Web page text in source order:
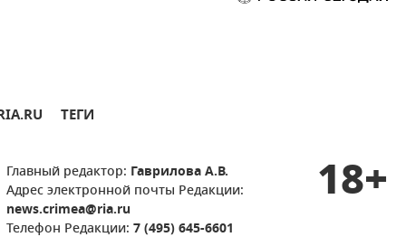
ТЕГИ
Главный редактор: Гаврилова А.В.
Адрес электронной почты Редакции:
news.crimea@ria.ru
Телефон Редакции: 7 (495) 645-6601
18+